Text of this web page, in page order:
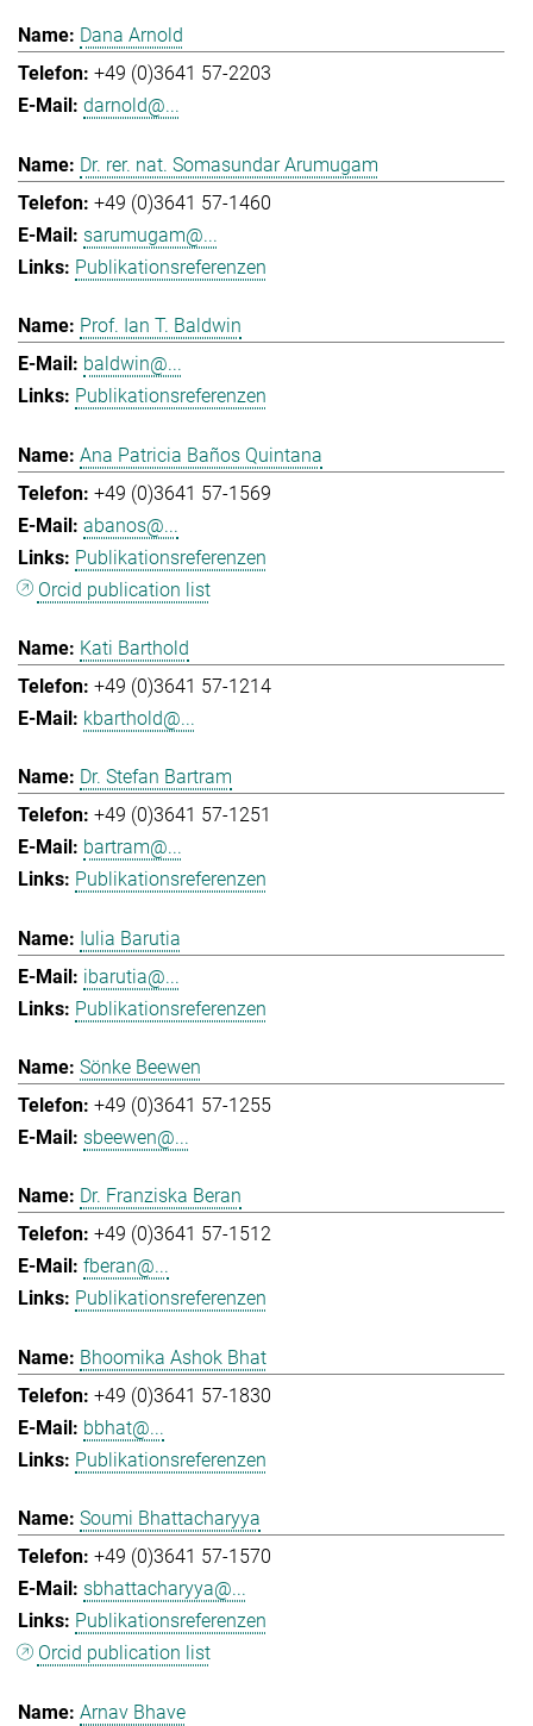
Dana Arnold
+49 (0)3641 57-2203
darnold@...
Dr. rer. nat. Somasundar Arumugam
+49 (0)3641 57-1460
sarumugam@...
Publikationsreferenzen
Prof. Ian T. Baldwin
baldwin@...
Publikationsreferenzen
Ana Patricia Baños Quintana
+49 (0)3641 57-1569
abanos@...
Publikationsreferenzen
Orcid publication list
Kati Barthold
+49 (0)3641 57-1214
kbarthold@...
Dr. Stefan Bartram
+49 (0)3641 57-1251
bartram@...
Publikationsreferenzen
Iulia Barutia
ibarutia@...
Publikationsreferenzen
Sönke Beewen
+49 (0)3641 57-1255
sbeewen@...
Dr. Franziska Beran
+49 (0)3641 57-1512
fberan@...
Publikationsreferenzen
Bhoomika Ashok Bhat
+49 (0)3641 57-1830
bbhat@...
Publikationsreferenzen
Soumi Bhattacharyya
+49 (0)3641 57-1570
sbhattacharyya@...
Publikationsreferenzen
Orcid publication list
Arnav Bhave